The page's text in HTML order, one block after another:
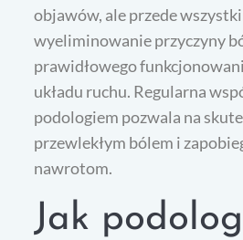
objawów, ale przede
wyeliminowanie przyczyny
prawidłowego
układu ruchu. Regularna
podologiem pozwala na
przewlekłym bólem i
nawrotom.
Jak